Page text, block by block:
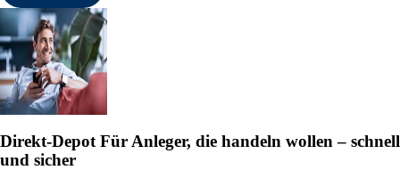
Direkt-Depot Für Anleger, die handeln wollen – schnell
und sicher